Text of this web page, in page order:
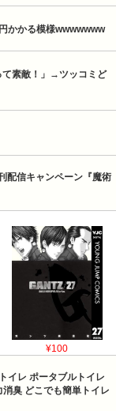
かかる模様wwwwwww
て素敵！」→ツッコミど
配信キャンペーン『魔術
¥100
イレ ポータブルトイレ
臭 どこでも簡単トイレ